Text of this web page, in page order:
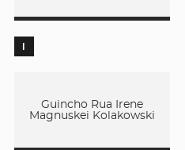
I
Guincho Rua Irene
Magnuskei Kolakowski